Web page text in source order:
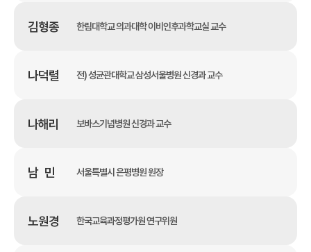
김형종 한림대학교 의과대학 이비인후과학교실 교수
나덕렬 전) 성균관대학교 삼성서울병원 신경과 교수
나해리 보바스기념병원 신경과 교수
남 민 서울특별시 은평병원 원장
노원경 한국교육과정평가원 연구위원